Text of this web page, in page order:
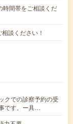
間帯をご相談くだ
談ください！
クでの診察予約の受
です。ー具…